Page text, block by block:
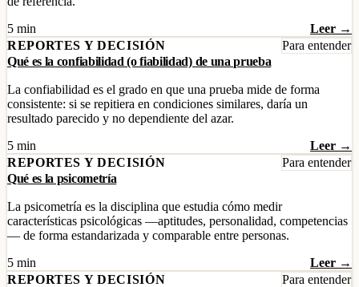
5 min
Leer →
REPORTES Y DECISIÓN
Para entender
Qué es la confiabilidad (o fiabilidad) de una prueba
La confiabilidad es el grado en que una prueba mide de forma
consistente: si se repitiera en condiciones similares, daría un
resultado parecido y no dependiente del azar.
5 min
Leer →
REPORTES Y DECISIÓN
Para entender
Qué es la psicometría
La psicometría es la disciplina que estudia cómo medir
características psicológicas —aptitudes, personalidad, competencias
— de forma estandarizada y comparable entre personas.
5 min
Leer →
REPORTES Y DECISIÓN
Para entender